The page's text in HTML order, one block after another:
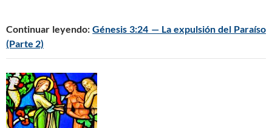
Continuar leyendo:Génesis 3:24 — La expulsión del Paraíso
(Parte 2)